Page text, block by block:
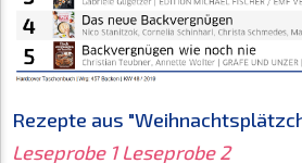
Rezepte aus "
Leseprobe 1 Leseprobe 2